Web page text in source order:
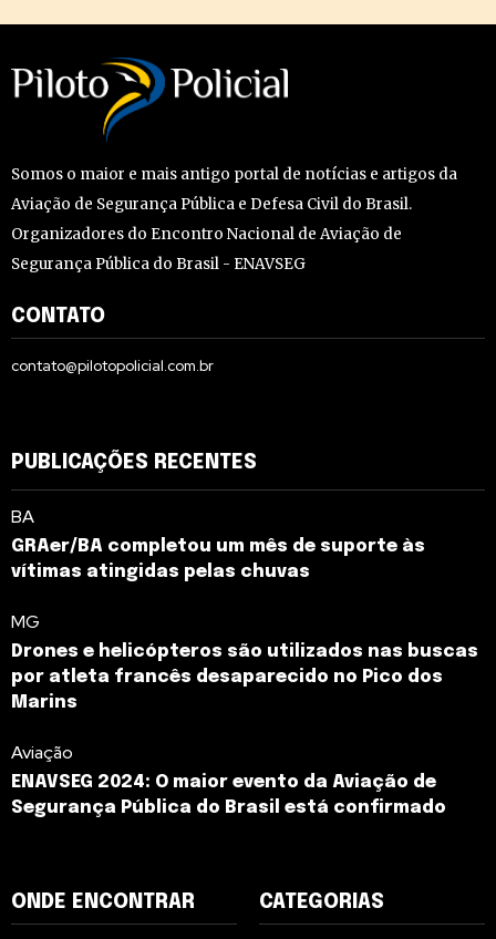
Somos o maior e mais antigo portal de notícias e artigos da
Aviação de Segurança Pública e Defesa Civil do Brasil.
Organizadores do Encontro Nacional de Aviação de
Segurança Pública do Brasil - ENAVSEG
CONTATO
contato@pilotopolicial.com.br
PUBLICAÇÕES RECENTES
BA
GRAer/BA completou um mês de suporte às
vítimas atingidas pelas chuvas
MG
Drones e helicópteros são utilizados nas buscas
por atleta francês desaparecido no Pico dos
Marins
Aviação
ENAVSEG 2024: O maior evento da Aviação de
Segurança Pública do Brasil está confirmado
ONDE ENCONTRAR CATEGORIAS